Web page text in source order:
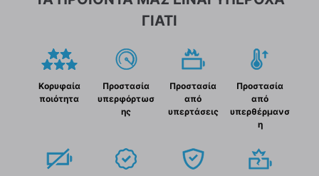
ΓΙΑΤΙ
Κορυφαία
ποιότητα
Προστασία
υπερφόρτωσ
ης
Προστασία
από
υπερτάσεις
Προστασία
από
υπερθέρμανσ
η